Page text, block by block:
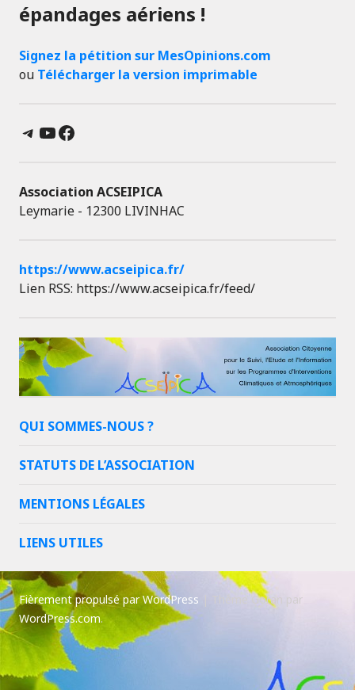
épandages aériens !
Signez la pétition sur MesOpinions.com
ou Télécharger la version imprimable
Telegram
YouTube
Facebook
Association ACSEIPICA
Leymarie - 12300 LIVINHAC
https://www.acseipica.fr/
Lien RSS: https://www.acseipica.fr/feed/
QUI SOMMES-NOUS ?
STATUTS DE L’ASSOCIATION
MENTIONS LÉGALES
LIENS UTILES
Fièrement propulsé par WordPress
Thème Goran par
WordPress.com.